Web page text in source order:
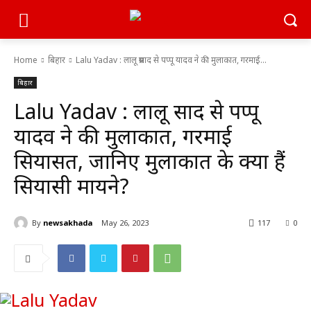
Home बिहार Lalu Yadav : लालू प्रसाद से पप्पू यादव ने की मुलाकात, गरमाई...
बिहार
Lalu Yadav : लालू प्रसाद से पप्पू
यादव ने की मुलाकात, गरमाई
सियासत, जानिए मुलाकात के क्या हैं
सियासी मायने?
By newsakhada May 26, 2023 0
117